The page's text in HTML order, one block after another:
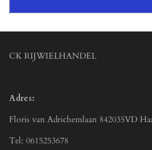
CK RIJWIELHANDEL
Adres:
Floris van Adrichemlaan 842035VD
Tel: 0615253678